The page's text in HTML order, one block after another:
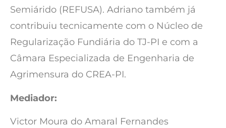
Semiárido (REFUSA). Adriano também já
contribuiu tecnicamente com o Núcleo de
Regularização Fundiária do TJ-PI e com a
Câmara Especializada de Engenharia de
Agrimensura do CREA-PI.
Mediador:
Victor Moura do Amaral Fernandes